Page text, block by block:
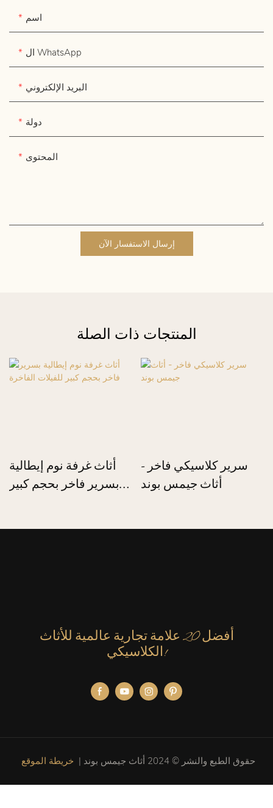
اسم
ال WhatsApp
البريد الإلكتروني
دولة
المحتوى
إرسال الاستفسار الآن
المنتجات ذات الصلة
أثاث غرفة نوم إيطالية
بسرير فاخر بحجم كبير
سرير كلاسيكي فاخر -
أثاث جيمس بوند
أفضل 20 علامة تجارية عالمية للأثاث
الكلاسيكي!
حقوق الطبع والنشر © 2024 أثاث جيمس بوند | خريطة الموقع